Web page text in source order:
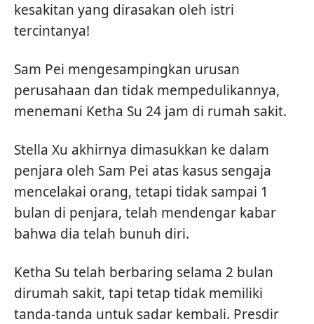
kesakitan yang dirasakan oleh istri
tercintanya!
Sam Pei mengesampingkan urusan
perusahaan dan tidak mempedulikannya,
menemani Ketha Su 24 jam di rumah sakit.
Stella Xu akhirnya dimasukkan ke dalam
penjara oleh Sam Pei atas kasus sengaja
mencelakai orang, tetapi tidak sampai 1
bulan di penjara, telah mendengar kabar
bahwa dia telah bunuh diri.
Ketha Su telah berbaring selama 2 bulan
dirumah sakit, tapi tetap tidak memiliki
tanda-tanda untuk sadar kembali. Presdir